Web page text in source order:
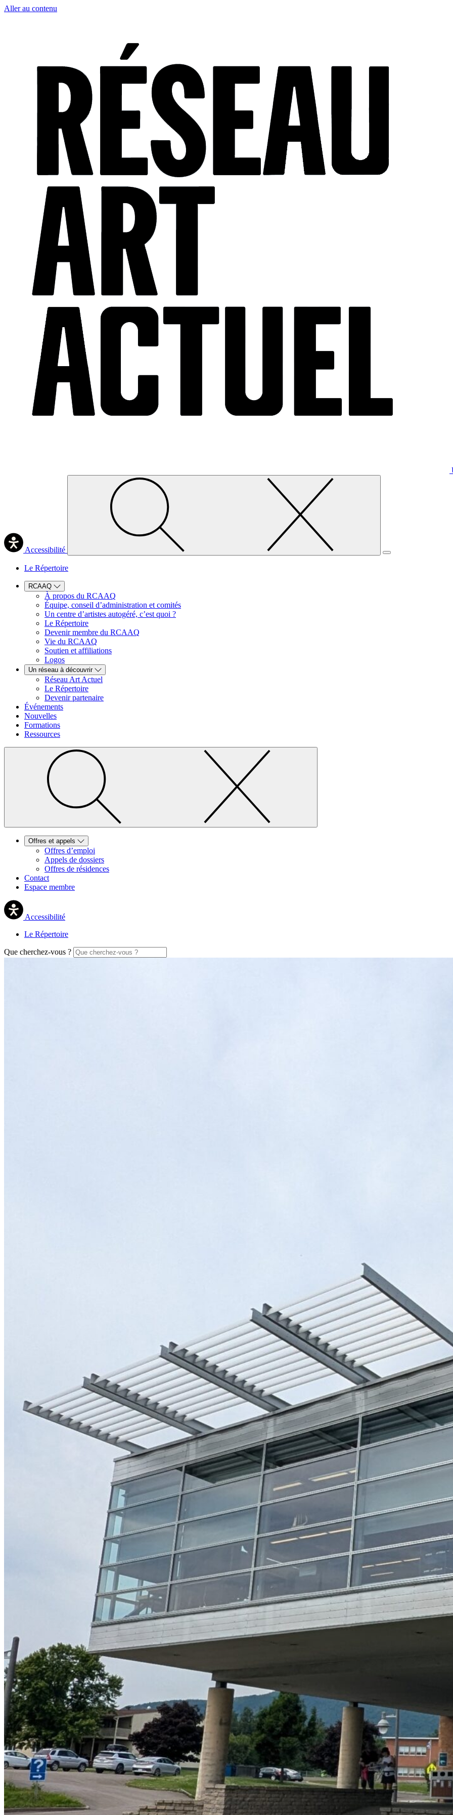
Aller au contenu
Accessibilité
Le Répertoire
RCAAQ
À propos du RCAAQ
Équipe, conseil d’administration et comités
Un centre d’artistes autogéré, c’est quoi ?
Le Répertoire
Devenir membre du RCAAQ
Vie du RCAAQ
Soutien et affiliations
Logos
Un réseau à découvrir
Réseau Art Actuel
Le Répertoire
Devenir partenaire
Événements
Nouvelles
Formations
Ressources
Offres et appels
Offres d’emploi
Appels de dossiers
Offres de résidences
Contact
Espace membre
Accessibilité
Le Répertoire
Que cherchez-vous ?